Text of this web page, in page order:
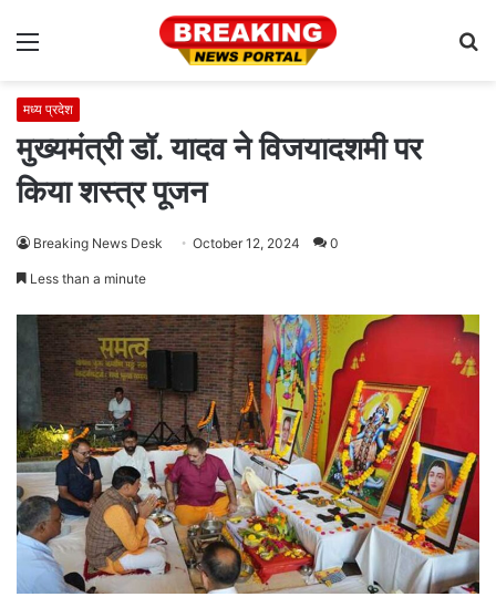
Menu
मध्य प्रदेश
मुख्यमंत्री डॉ. यादव ने विजयादशमी पर
किया शस्त्र पूजन
Breaking News Desk October 12, 2024 0
Less than a minute